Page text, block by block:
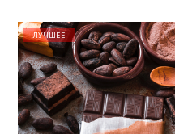
ЛУЧШЕЕ